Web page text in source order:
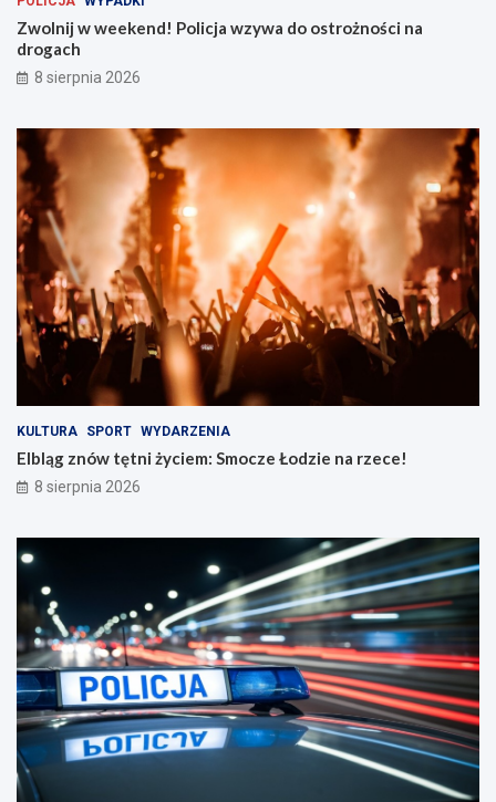
j
a
w
z
y
a
d
o
o
s
t
r
o
ż
n
o
i
n
d
r
a
c
:
S
m
o
c
e
Ł
o
d
z
i
e
n
a
r
z
e
e
!
Zwolnij w weekend! Policja wzywa do ostrożności na
drogach
8 sierpnia 2026
KULTURA SPORT WYDARZENIA
Elbląg znów tętni życiem: Smocze Łodzie na rzece!
8 sierpnia 2026